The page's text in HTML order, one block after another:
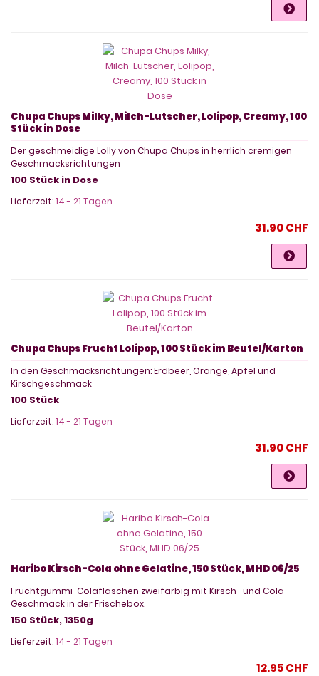
Chupa Chups Milky, Milch-Lutscher, Lolipop, Creamy, 100
Stück in Dose
Der geschmeidige Lolly von Chupa Chups in herrlich cremigen
Geschmacksrichtungen
100 Stück in Dose
Lieferzeit:14 - 21 Tagen
31.90 CHF
Chupa Chups Frucht Lolipop, 100 Stück im Beutel/Karton
In den Geschmacksrichtungen: Erdbeer, Orange, Apfel und
Kirschgeschmack
100 Stück
Lieferzeit:14 - 21 Tagen
31.90 CHF
Haribo Kirsch-Cola ohne Gelatine, 150 Stück, MHD 06/25
Fruchtgummi-Colaflaschen zweifarbig mit Kirsch- und Cola-
Geschmack in der Frischebox.
150 Stück, 1350g
Lieferzeit:14 - 21 Tagen
12.95 CHF